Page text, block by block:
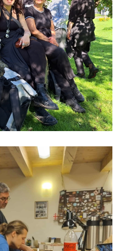
LOCI. Vydūno suolelio projektas
LOCI. Projekto idėja
LOCI. Partnerių susitikimas
LOCI. Tarptautinis muziejų projektas
LOCI. Vydūno šviesos
LOCI. Įrengtas Vydūno
LOCI. Kieme ,,dygsta"
rodyklės
LOCI. Vydūno šviesos
LOCI. Įrengtas Vydūno